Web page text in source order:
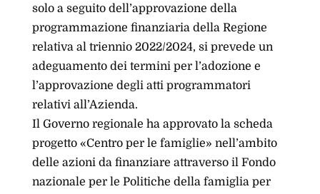
solo a seguito dell’approvazione della
programmazione finanziaria della Regione
relativa al triennio 2022/2024, si prevede un
adeguamento dei termini per l’adozione e
l’approvazione degli atti programmatori
relativi all’Azienda.
Il Governo regionale ha approvato la scheda
progetto «Centro per le famiglie» nell’ambito
delle azioni da finanziare attraverso il Fondo
nazionale per le Politiche della famiglia per